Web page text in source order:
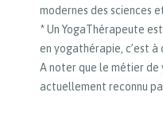
modernes des sciences
* Un YogaThérapeute
en yogathérapie, c’est
A noter que le métier de
actuellement reconnu